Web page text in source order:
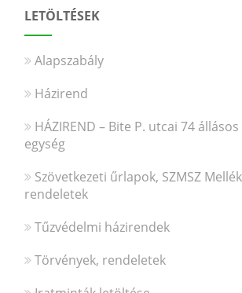
LETÖLTÉSEK
Alapszabály
Házirend
HÁZIREND – Bite P. utcai 74
egység
Szövetkezeti űrlapok, SZMSZ
rendeletek
Tűzvédelmi házirendek
Törvények, rendeletek